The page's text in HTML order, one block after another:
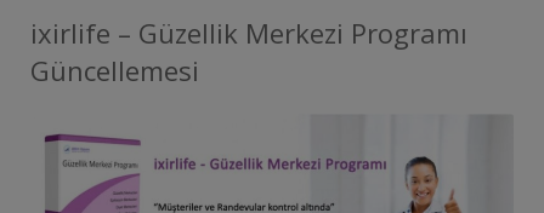
ixirlife – Güzellik Merkezi Programı
Güncellemesi